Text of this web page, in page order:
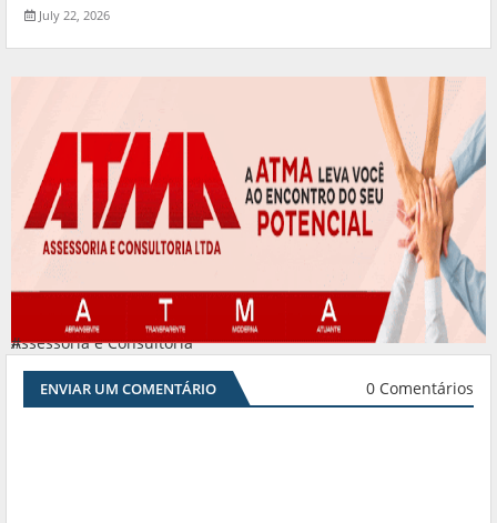
July 22, 2026
Assessoria e Consultoria
#
ENVIAR UM COMENTÁRIO 0 Comentários